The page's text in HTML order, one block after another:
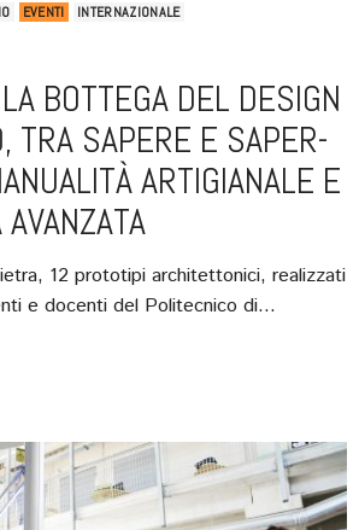
EVENTI
INTERNAZIONALE
BOTTEGA DEL DESIGN
TRA SAPERE E SAPER-
ARTIGIANALE E
12 prototipi architettonici, realizzati
e docenti del Politecnico di…